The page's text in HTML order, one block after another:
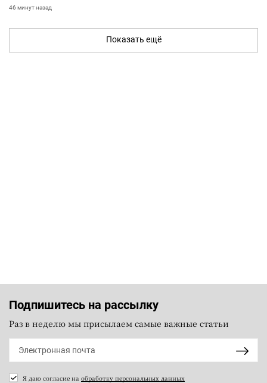
46 минут назад
Показать ещё
Подпишитесь на рассылку
Раз в неделю мы присылаем самые важные статьи
Я даю согласие на обработку персональных данных